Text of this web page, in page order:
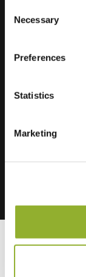
Selection
Necessary
Preferences
Statistics
Marketing